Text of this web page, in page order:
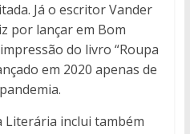
Já o escritor Vander
por lançar em Bom
do livro “Roupa
em 2020 apenas de
Literária inclui também